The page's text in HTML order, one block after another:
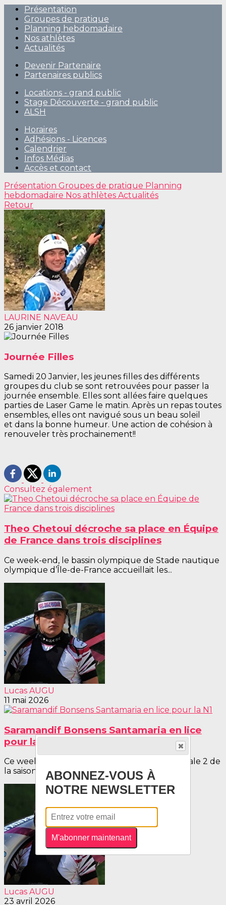
Présentation
Groupes de pratique
Planning hebdomadaire
Nos athlètes
Actualités
Devenir Partenaire
Partenaires publics
Locations - grand public
Stage Découverte - grand public
ALSH
Horaires
Adhésions - Licences
Calendrier
Infos Médias
Accès et contact
Présentation Groupes de pratique Planning
hebdomadaire Nos athlètes Actualités
Retour
LAURINE NAVEAU
26 janvier 2018
Journée Filles
Samedi 20 Janvier, les jeunes filles des différents
groupes du club se sont retrouvées pour passer la
journée ensemble. Elles sont allées faire quelques
parties de Laser Game le matin. Après un repas toutes
ensembles, elles ont navigué sous un beau soleil
et dans la bonne humeur. Une action de cohésion à
renouveler très prochainement!!
Consultez également
Theo Chetoui décroche sa place en Équipe
de France dans trois disciplines
Ce week-end, le bassin olympique de Stade nautique
olympique d’Île-de-France accueillait les...
Lucas AUGU
11 mai 2026
Saramandif Bonsens Santamaria en lice
pour la N1
Ce week-end se déroulait la deuxième Nationale 2 de
la saison à Saint-Pierre-de-Bœuf....
Lucas AUGU
23 avril 2026
ABONNEZ-VOUS À
NOTRE NEWSLETTER
M'abonner maintenant